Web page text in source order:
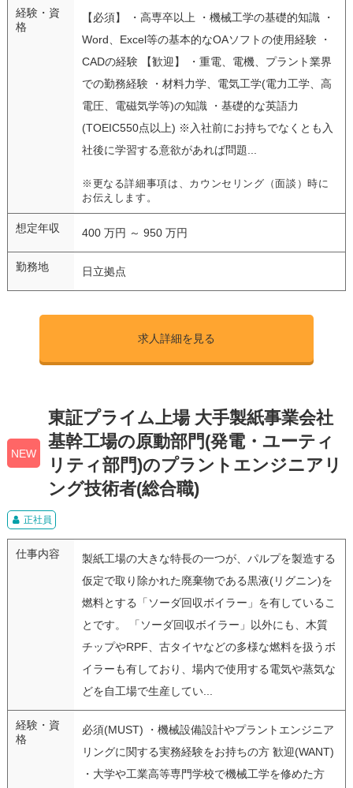
経験・資
格
【必須】 ・高専卒以上 ・機械工学の基礎的知識 ・
Word、Excel等の基本的なOAソフトの使用経験 ・
CADの経験 【歓迎】 ・重電、電機、プラント業界
での勤務経験 ・材料力学、電気工学(電力工学、高
電圧、電磁気学等)の知識 ・基礎的な英語力
(TOEIC550点以上) ※入社前にお持ちでなくとも入
社後に学習する意欲があれば問題...
※更なる詳細事項は、カウンセリング（面談）時に
お伝えします。
想定年収 400 万円 ～ 950 万円
勤務地 日立拠点
求人詳細を見る
NEW
東証プライム上場 大手製紙事業会社
基幹工場の原動部門(発電・ユーティ
リティ部門)のプラントエンジニアリ
ング技術者(総合職)
正社員
仕事内容
製紙工場の大きな特長の一つが、パルプを製造する
仮定で取り除かれた廃棄物である黒液(リグニン)を
燃料とする「ソーダ回収ボイラー」を有しているこ
とです。 「ソーダ回収ボイラー」以外にも、木質
チップやRPF、古タイヤなどの多様な燃料を扱うボ
イラーも有しており、場内で使用する電気や蒸気な
どを自工場で生産してい...
経験・資
格
必須(MUST) ・機械設備設計やプラントエンジニア
リングに関する実務経験をお持ちの方 歓迎(WANT)
・大学や工業高等専門学校で機械工学を修めた方